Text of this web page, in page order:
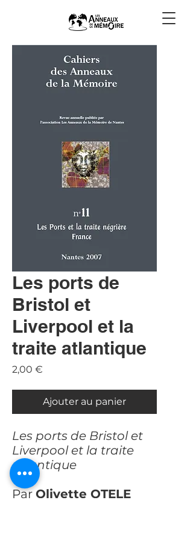
Les ports de
Bristol et
Liverpool et la
traite atlantique
2,00 €
Ajouter au panier
Les ports de Bristol et
Liverpool et la traite
atlantique
Par Olivette OTELE